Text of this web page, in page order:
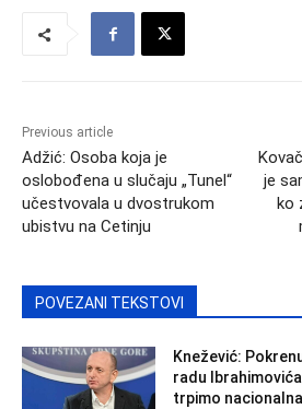
Previous article
Adžić: Osoba koja je
oslobođena u slučaju „Tunel“
učestvovala u dvostrukom
ubistvu na Cetinju
je
ko
POVEZANI TEKSTOVI
Knežević:
radu
trpimo